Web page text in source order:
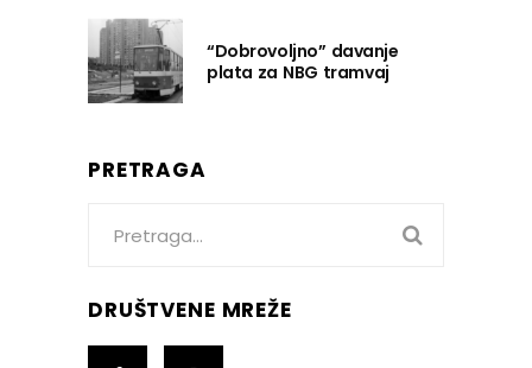
“Dobrovoljno” davanje
plata za NBG tramvaj
PRETRAGA
DRUŠTVENE MREŽE